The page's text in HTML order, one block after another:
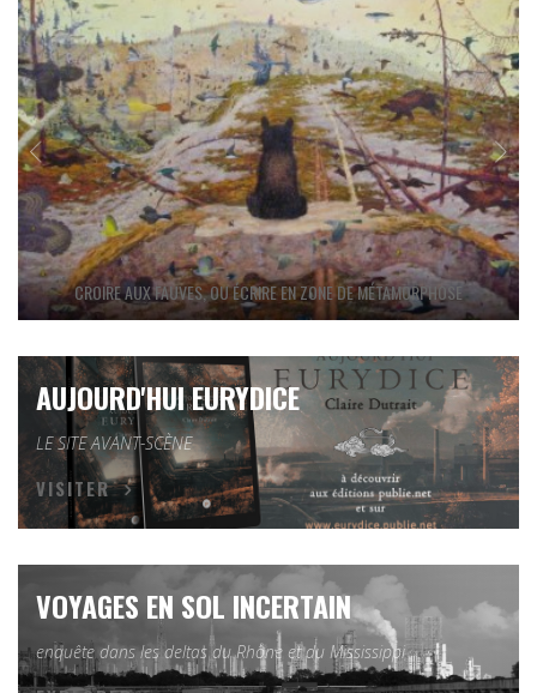
CROIRE AUX FAUVES, OU ÉCRIRE EN ZONE DE MÉTAMORPHOSE
AUJOURD'HUI EURYDICE
LE SITE AVANT-SCÈNE
VISITER
VOYAGES EN SOL INCERTAIN
enquête dans les deltas du Rhône et du Mississippi